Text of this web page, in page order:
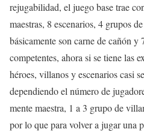
rejugabilidad, el juego base trae
maestras, 8 escenarios, 4 grupos
básicamente son carne de cañón
competentes, ahora si se tiene las
héroes, villanos y escenarios casi
dependiendo el número de
mente maestra, 1 a 3 grupo de
por lo que para volver a jugar una